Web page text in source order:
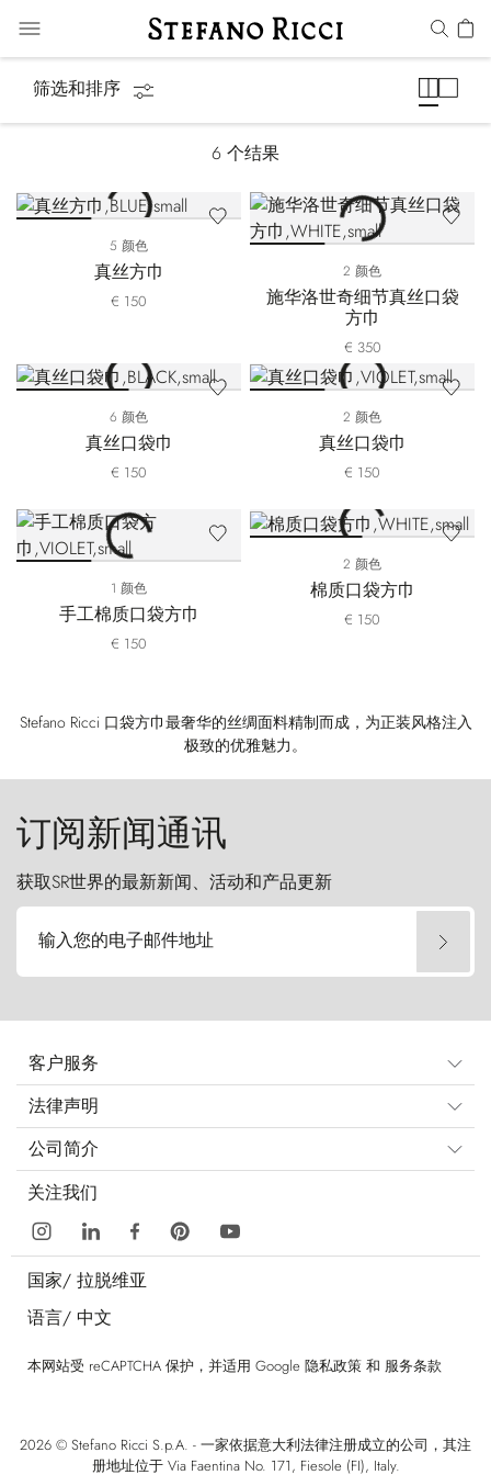
筛选和排序
6 个结果
5 颜色
真丝方巾
€ 150
2 颜色
施华洛世奇细节真丝口袋
方巾
€ 350
6 颜色
真丝口袋巾
€ 150
2 颜色
真丝口袋巾
€ 150
1 颜色
手工棉质口袋方巾
€ 150
2 颜色
棉质口袋方巾
€ 150
Stefano Ricci 口袋方巾最奢华的丝绸面料精制而成，为正装风格注入
极致的优雅魅力。
订阅新闻通讯
获取SR世界的最新新闻、活动和产品更新
输入您的电子邮件地址
客户服务
法律声明
公司简介
关注我们
国家/ 拉脱维亚
语言/ 中文
本网站受 reCAPTCHA 保护，并适用 Google 隐私政策 和 服务条款
2026 © Stefano Ricci S.p.A. - 一家依据意大利法律注册成立的公司，其注
册地址位于 Via Faentina No. 171, Fiesole (FI), Italy.